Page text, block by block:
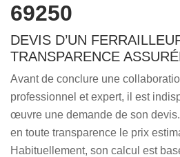
69250
DEVIS D’UN
TRANSPARENCE
Avant de conclure une
professionnel et expert, il est
œuvre une demande de son
en toute transparence le prix
Habituellement, son calcul est